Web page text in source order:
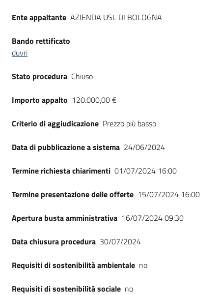
Ente appaltante AZIENDA USL DI BOLOGNA
Bando rettificato
duvri
Stato procedura Chiuso
Importo appalto 120.000,00 €
Criterio di aggiudicazione Prezzo più basso
Data di pubblicazione a sistema 24/06/2024
Termine richiesta chiarimenti 01/07/2024 16:00
Termine presentazione delle offerte 15/07/2024 16:00
Apertura busta amministrativa 16/07/2024 09:30
Data chiusura procedura 30/07/2024
Requisiti di sostenibilità ambientale no
Requisiti di sostenibilità sociale no